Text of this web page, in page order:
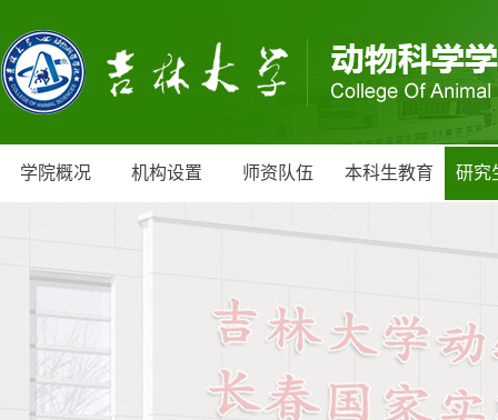
学院概况 机构设置 师资队伍 本科生教育 研究